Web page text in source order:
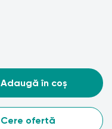
Adaugă în coș
Cere ofertă